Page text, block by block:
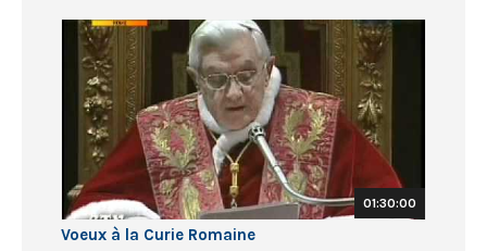
01:30:00
Voeux à la Curie Romaine